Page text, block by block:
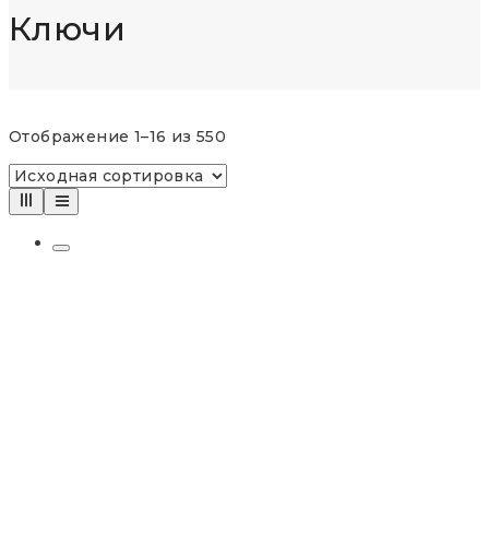
Ключи
Отображение 1–16 из 550